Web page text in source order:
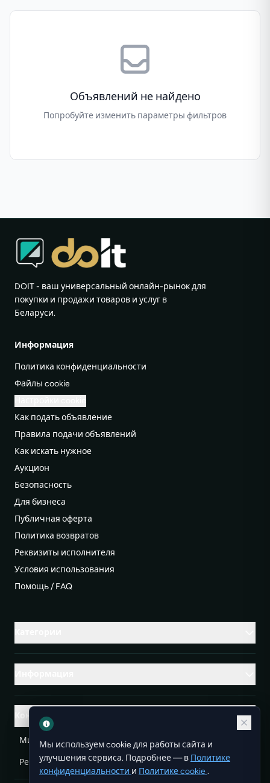
Объявлений не найдено
Попробуйте изменить параметры фильтров
DOIT - ваш универсальный онлайн-рынок для
покупки и продажи товаров и услуг в
Беларуси.
Информация
Политика конфиденциальности
Файлы cookie
Как подать объявление
Правила подачи объявлений
Как искать нужное
Аукцион
Безопасность
Для бизнеса
Публичная оферта
Политика возвратов
Реквизиты исполнителя
Условия использования
Помощь / FAQ
Контакты
Михаленко Руслан Леонидович, УНП ЕА3732804
Республика Беларусь info@doit.by
Мы используем cookie для работы сайта и
улучшения сервиса. Подробнее — в Политике
конфиденциальности и Политике cookie.